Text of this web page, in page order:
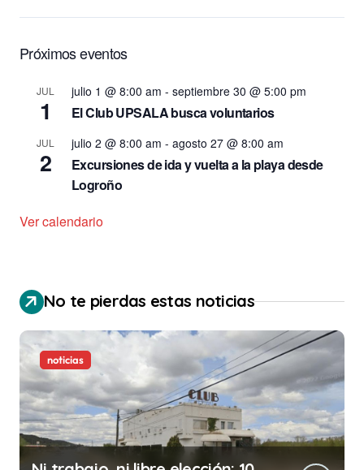
Próximos eventos
JUL
1
julio 1 @ 8:00 am - septiembre 30 @ 5:00 pm
El Club UPSALA busca voluntarios
JUL
2
julio 2 @ 8:00 am - agosto 27 @ 8:00 am
Excursiones de ida y vuelta a la playa desde
Logroño
Ver calendario
No te pierdas estas noticias
noticias